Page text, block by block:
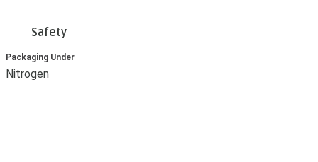
Safety
Packaging Under
Nitrogen